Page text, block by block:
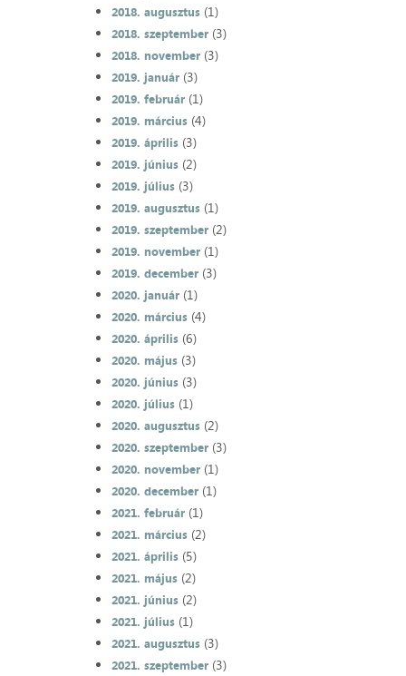
2018. augusztus(1)
2018. szeptember(3)
2018. november(3)
2019. január(3)
2019. február(1)
2019. március(4)
2019. április(3)
2019. június(2)
2019. július(3)
2019. augusztus(1)
2019. szeptember(2)
2019. november(1)
2019. december(3)
2020. január(1)
2020. március(4)
2020. április(6)
2020. május(3)
2020. június(3)
2020. július(1)
2020. augusztus(2)
2020. szeptember(3)
2020. november(1)
2020. december(1)
2021. február(1)
2021. március(2)
2021. április(5)
2021. május(2)
2021. június(2)
2021. július(1)
2021. augusztus(3)
2021. szeptember(3)